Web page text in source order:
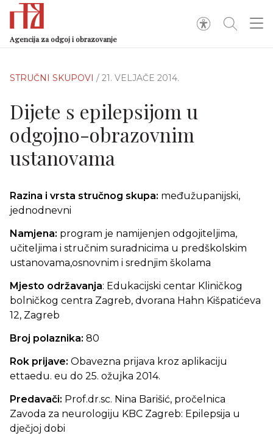
Agencija za odgoj i obrazovanje
STRUČNI SKUPOVI / 21. VELJAČE 2014.
Dijete s epilepsijom u
odgojno-obrazovnim
ustanovama
Razina i vrsta stručnog skupa: međužupanijski,
jednodnevni
Namjena: program je namijenjen odgojiteljima,
učiteljima i stručnim suradnicima u predškolskim
ustanovama,osnovnim i srednjim školama
Mjesto održavanja: Edukacijski centar Kliničkog
bolničkog centra Zagreb, dvorana Hahn Kišpatićeva
12, Zagreb
Broj polaznika: 80
Rok prijave: Obavezna prijava kroz aplikaciju
ettaedu. eu do 25. ožujka 2014.
Predavači: Prof.dr.sc. Nina Barišić, pročelnica
Zavoda za neurologiju KBC Zagreb: Epilepsija u
dječjoj dobi